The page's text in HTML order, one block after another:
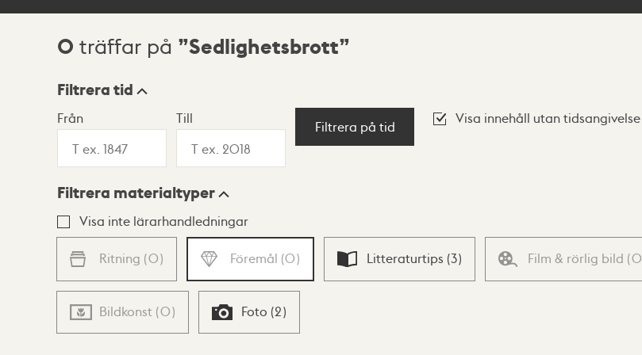
Sökresultat
0 träffar på Sedlighetsbrott
Visningsläge
Lista Karta
Filtrera tid
Från Till
Filtrera på tid
Visa innehåll utan tidsangivelse
Filtrera materialtyper
Visa inte lärarhandledningar
Ritning (0) Föremål (0) Litteraturtips (3) Film & rörlig bild (0
Bildkonst (0) Foto (2)